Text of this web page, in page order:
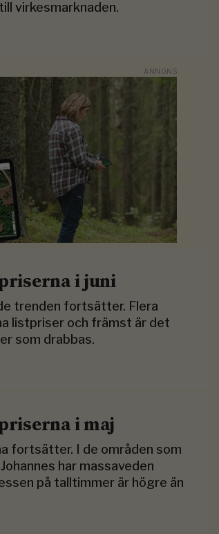
virkesmarknaden.
i juni
trenden fortsätter. Flera
listpriser och främst är det
som drabbas.
i maj
fortsätter. I de områden som
har massaveden
på talltimmer är högre än